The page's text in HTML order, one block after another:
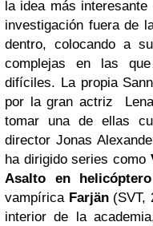
la idea más
investigación fuera de
dentro, colocando a
complejas en las
difíciles. La propia
por la gran actriz
tomar una de ellas
director Jonas
ha dirigido series como
Asalto en helicóptero
vampírica Farjän(SVT,
interior de la